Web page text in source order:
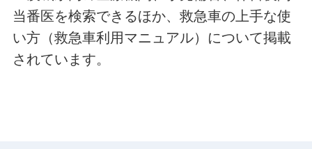
当番医を検索できるほか、救急車の上手な使
い方（救急車利用マニュアル）について掲載
されています。